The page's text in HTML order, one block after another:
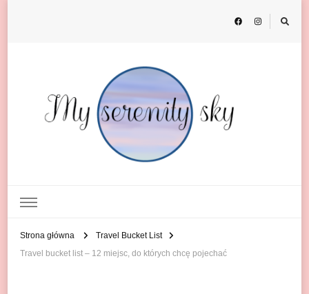
Strona główna
Travel Bucket List
Travel bucket list – 12 miejsc, do których chcę pojechać